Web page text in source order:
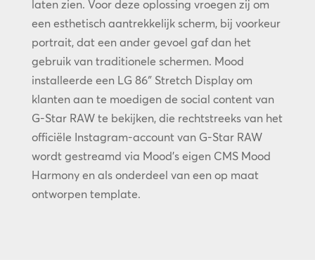
laten zien. Voor deze oplossing vroegen zij om
een esthetisch aantrekkelijk scherm, bij voorkeur
portrait, dat een ander gevoel gaf dan het
gebruik van traditionele schermen. Mood
installeerde een LG 86″ Stretch Display om
klanten aan te moedigen de social content van
G-Star RAW te bekijken, die rechtstreeks van het
officiële Instagram-account van G-Star RAW
wordt gestreamd via Mood’s eigen CMS Mood
Harmony en als onderdeel van een op maat
ontworpen template.